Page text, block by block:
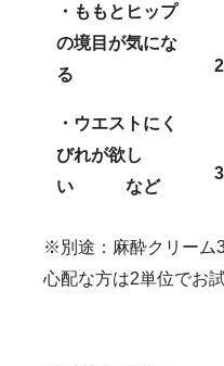
・ももとヒップ
の境目が気にな
る
・ウエストにく
びれが欲し
い など
※別途：麻酔クリー
心配な方は2単位でお